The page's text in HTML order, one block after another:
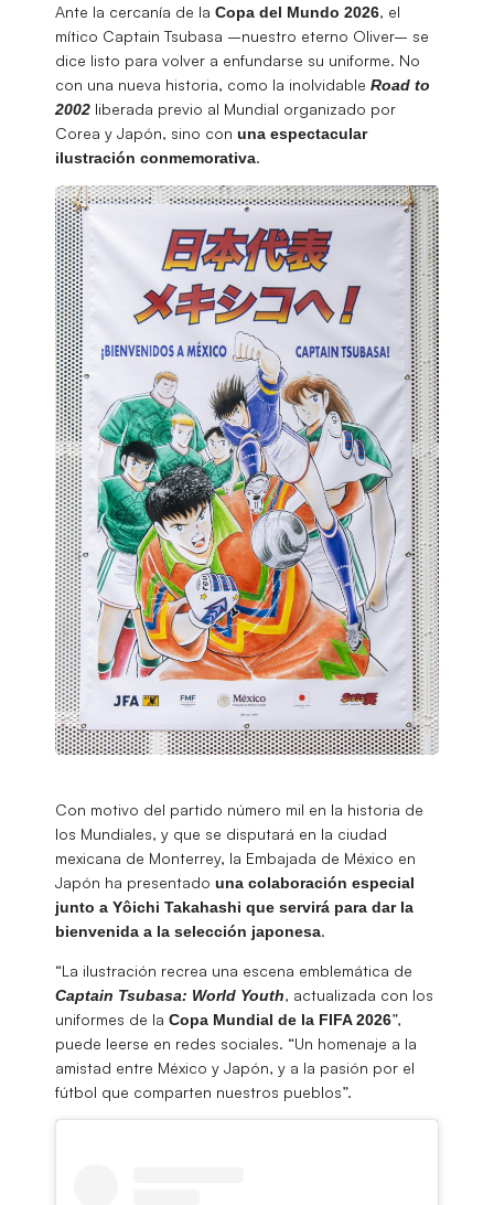
Ante la cercanía de la Copa del Mundo 2026, el
mítico Captain Tsubasa –nuestro eterno Oliver– se
dice listo para volver a enfundarse su uniforme. No
con una nueva historia, como la inolvidable Road to
2002 liberada previo al Mundial organizado por
Corea y Japón, sino con una espectacular
ilustración conmemorativa.
Con motivo del partido número mil en la historia de
los Mundiales, y que se disputará en la ciudad
mexicana de Monterrey, la Embajada de México en
Japón ha presentado una colaboración especial
junto a Yôichi Takahashi que servirá para dar la
bienvenida a la selección japonesa.
“La ilustración recrea una escena emblemática de
Captain Tsubasa: World Youth, actualizada con los
uniformes de la Copa Mundial de la FIFA 2026”,
puede leerse en redes sociales. “Un homenaje a la
amistad entre México y Japón, y a la pasión por el
fútbol que comparten nuestros pueblos”.